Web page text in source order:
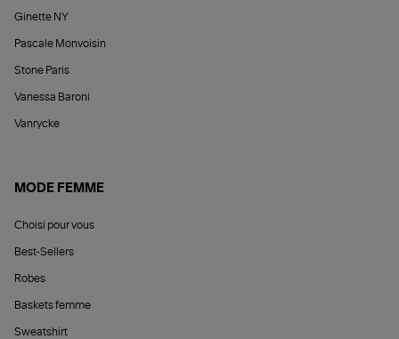
Ginette NY
Pascale Monvoisin
Stone Paris
Vanessa Baroni
Vanrycke
MODE FEMME
Choisi pour vous
Best-Sellers
Robes
Baskets femme
Sweatshirt